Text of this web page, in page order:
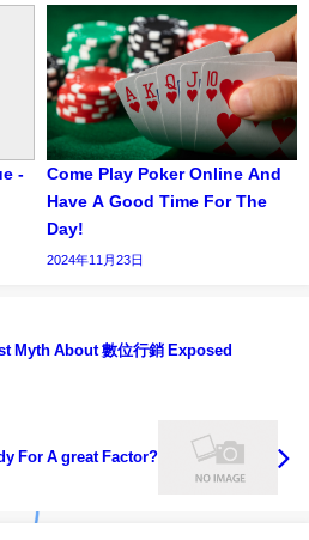
-
Come Play Poker Online And
Have A Good Time For The
Day!
2024年11月23日
Myth About 數位行銷 Exposed
For A great Factor?